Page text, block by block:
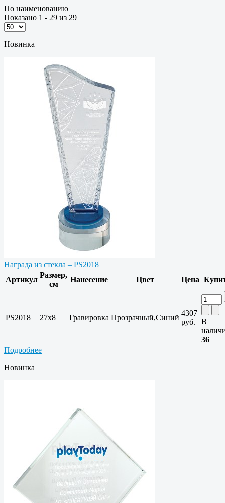
По наименованию
Показано 1 - 29 из 29
Новинка
Награда из стекла – PS2018
Артикул
Размер,
см
Нанесение Цвет Цена
PS2018 27х8 Гравировка Прозрачный,Синий
4307
руб.
В
36
Подробнее
Новинка